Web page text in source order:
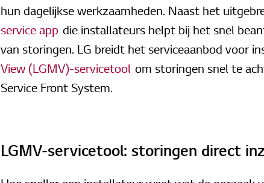
hun dagelijkse werkzaamheden. Naast het
service app die installateurs helpt bij het snel
van storingen. LG breidt het serviceaanbod voor
View (LGMV)-servicetool om storingen snel te
Service Front System.
LGMV-servicetool: storingen direct